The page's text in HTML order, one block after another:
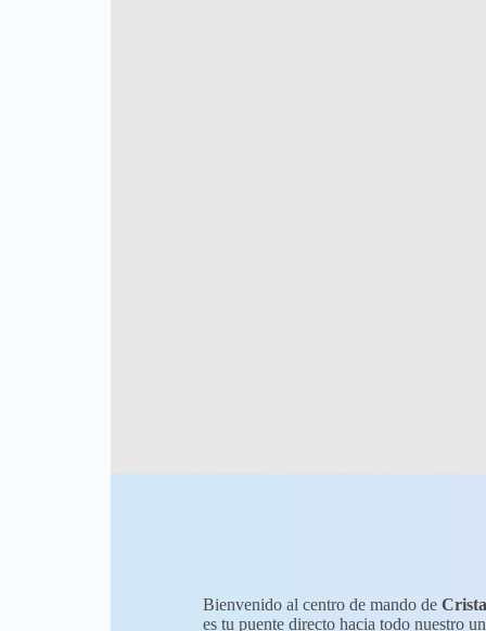
Bienvenido al centro de mando de
es tu puente directo hacia todo nuestro